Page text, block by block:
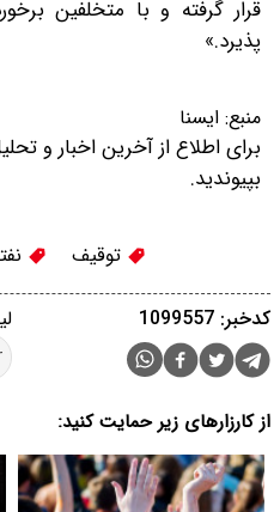
قرار گرفته و با متخلفین
پذیرد.»
منبع: ایسنا
برای اطلاع از آخرین اخبار و
بپیوندید.
توقیف
کدخبر: 1099557
از کارزارهای زیر حمایت کنید: